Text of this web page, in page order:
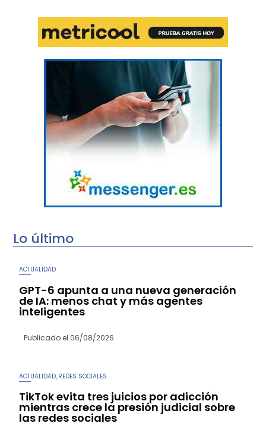
Lo último
ACTUALIDAD
GPT-6 apunta a una nueva generación
de IA: menos chat y más agentes
inteligentes
Publicado el 06/08/2026
ACTUALIDAD REDES SOCIALES
TikTok evita tres juicios por adicción
mientras crece la presión judicial sobre
las redes sociales